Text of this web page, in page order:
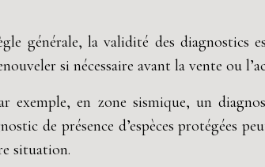
générale, la validité des diagnostics
si nécessaire avant la vente ou
exemple, en zone sismique, un
de présence d’espèces protégées
situation.